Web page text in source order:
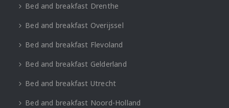
Bed and breakfast Drenthe
Bed and breakfast Overijssel
Bed and breakfast Flevoland
Bed and breakfast Gelderland
Bed and breakfast Utrecht
Bed and breakfast Noord-Holland